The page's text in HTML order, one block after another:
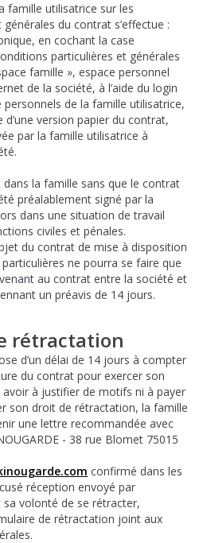
famille utilisatrice sur les
du contrat s’effectue :
en cochant la case
particulières et générales
famille », espace personnel
de la société, à l’aide du login
de la famille utilisatrice,
version papier du contrat,
par la famille utilisatrice à
dans la famille sans que le contrat
préalablement signé par la
dans une situation de travail
civiles et pénales.
du contrat de mise à disposition
ne pourra se faire que
au contrat entre la société et
un préavis de 14 jours.
rétractation
d’un délai de 14 jours à compter
du contrat pour exercer son
à justifier de motifs ni à payer
son droit de rétractation, la famille
une lettre recommandée avec
- 38 rue Blomet 75015
confirmé dans les
réception envoyé par
sa volonté de se rétracter,
de rétractation joint aux